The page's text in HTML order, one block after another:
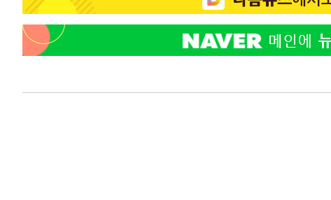
-4824초 전 >[속보]코스피, 6200선 약보합…0.60% 내린 6258.77에 마쳐
-4804초 전 >[속보]원·달러 환율, 7.7원 내린 1416.1원 마감
-4693초 전 >
[속보] 노원서 40.1도 관측…서울, 2018년 이후 첫 40도